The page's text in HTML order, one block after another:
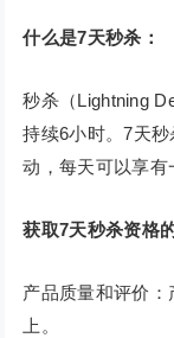
什么是7天秒杀：
秒杀（Lightning
持续6小时。7天
动，每天可以享有
获取7天秒杀资格
产品质量和评价：
上。